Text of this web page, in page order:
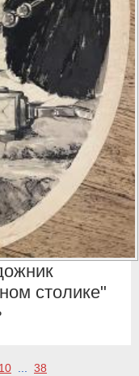
столике"
10 ... 38